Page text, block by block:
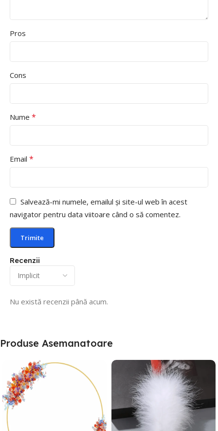
Recenzii
Nu există recenzii până acum.
Pros
Cons
Nume *
Email *
Salvează-mi numele, emailul și site-ul web în acest
navigator pentru data viitoare când o să comentez.
Produse Asemanatoare